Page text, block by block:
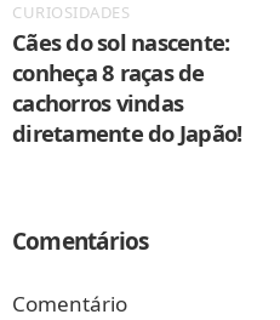
CURIOSIDADES
Cães do sol nascente:
conheça 8 raças de
cachorros vindas
diretamente do Japão!
Comentários
Comentário